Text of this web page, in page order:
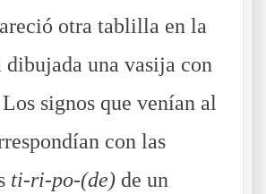
otra tablilla en la
dibujada una vasija con
signos que venían al
con las
ti-ri-po-(de) de un